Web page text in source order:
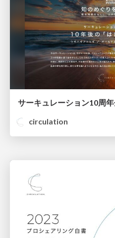
circulation